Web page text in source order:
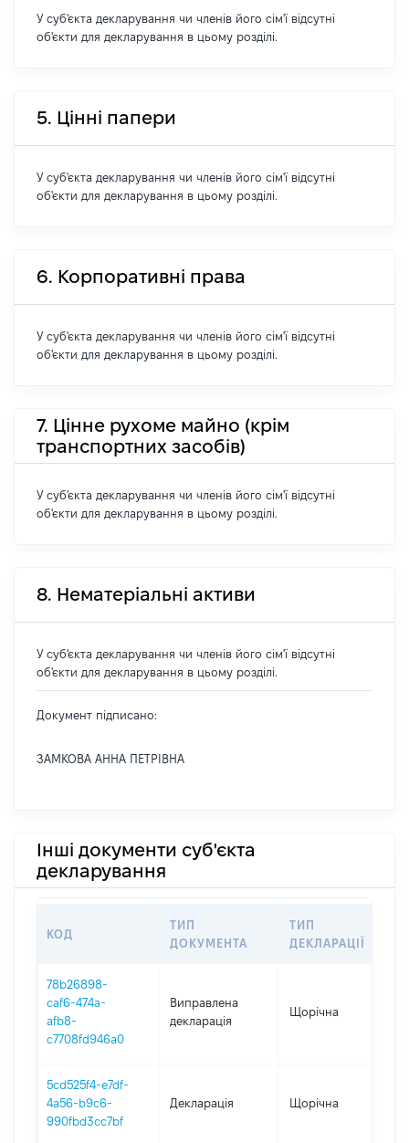
У суб'єкта декларування чи членів його сім'ї відсутні
об'єкти для декларування в цьому розділі.
5. Цінні папери
У суб'єкта декларування чи членів його сім'ї відсутні
об'єкти для декларування в цьому розділі.
6. Корпоративні права
У суб'єкта декларування чи членів його сім'ї відсутні
об'єкти для декларування в цьому розділі.
7. Цінне рухоме майно (крім
транспортних засобів)
У суб'єкта декларування чи членів його сім'ї відсутні
об'єкти для декларування в цьому розділі.
8. Нематеріальні активи
У суб'єкта декларування чи членів його сім'ї відсутні
об'єкти для декларування в цьому розділі.
Документ підписано:
ЗАМКОВА АННА ПЕТРІВНА
Інші документи суб'єкта
декларування
КОД
ТИП
ДОКУМЕНТА
ТИП
ДЕКЛАРАЦІЇ
78b26898-
caf6-474a-
afb8-
c7708fd946a0
Виправлена
декларація
Щорічна
5cd525f4-e7df-
4a56-b9c6-
990fbd3cc7bf
Декларація Щорічна